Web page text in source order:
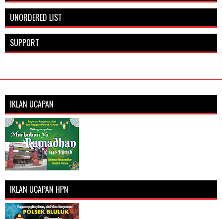
UNORDERED LIST
SUPPORT
IKLAN UCAPAN
IKLAN UCAPAN HPN